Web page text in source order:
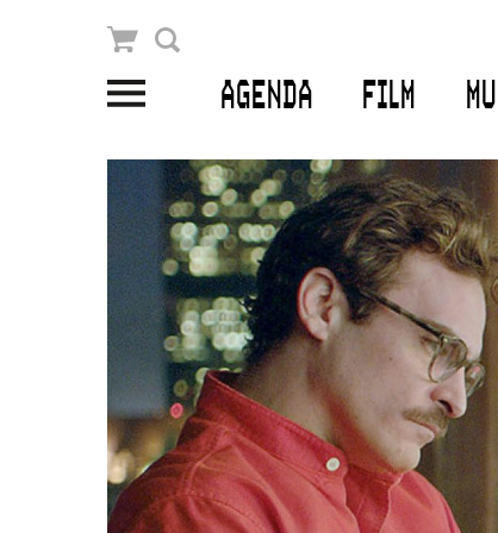
AGENDA FILM
Winkelmandje
PLAN JE BEZOEK
Openingstijden & contact
Bereikbaarheid
Kaartverkoop
EDUCATIE
Schoolvoorstellingen
Filmprogramma’s Primair